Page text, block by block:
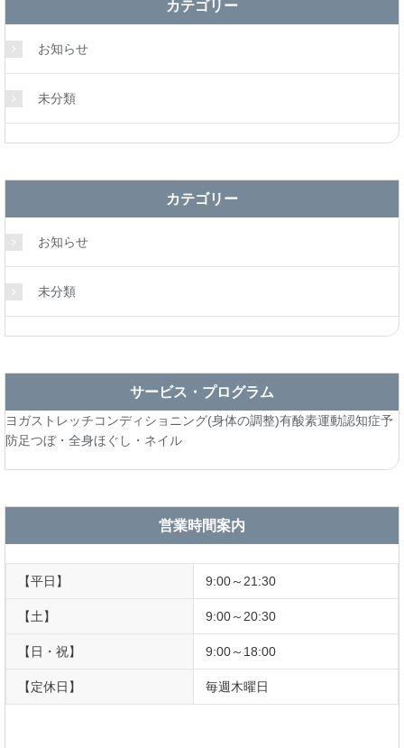
カテゴリー
お知らせ
未分類
カテゴリー
お知らせ
未分類
サービス・プログラム
ヨガストレッチコンディショニング(身体の調整)有酸素運動認知症予
防足つぼ・全身ほぐし・ネイル
営業時間案内
【平日】 9:00～21:30
【土】 9:00～20:30
【日・祝】 9:00～18:00
【定休日】 毎週木曜日